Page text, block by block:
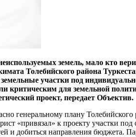
земель, мало кто
Толебийского района
участки под
критическим для земельной
проект, передает Объектив.
генеральному плану
«привязал» к проекту участки под
и добиться направления бюджета.